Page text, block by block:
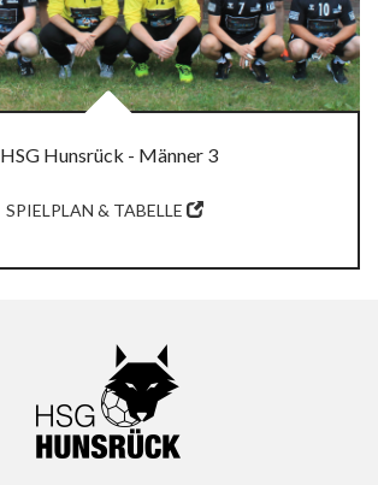
HSG Hunsrück - Männer 3
SPIELPLAN & TABELLE